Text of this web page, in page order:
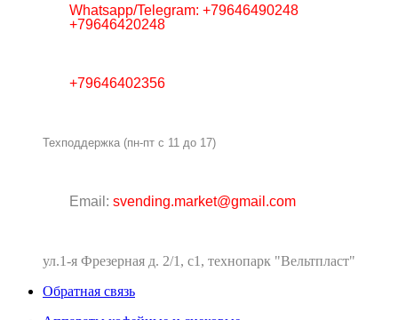
Whatsapp/Telegram: +79646490248
+79646420248
+79646402356
Техподдержка (пн-пт с 11 до 17)
Email: svending.market@gmail.com
ул.1-я Фрезерная д. 2/1, с1, технопарк "Вельтпласт"
Обратная связь